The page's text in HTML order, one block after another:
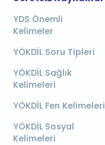
YDS Önemli
Kelimeler
YÖKDİL Soru Tipleri
YÖKDİL Sağlık
Kelimeleri
YÖKDİL Fen Kelimeleri
YÖKDİL Sosyal
Kelimeleri